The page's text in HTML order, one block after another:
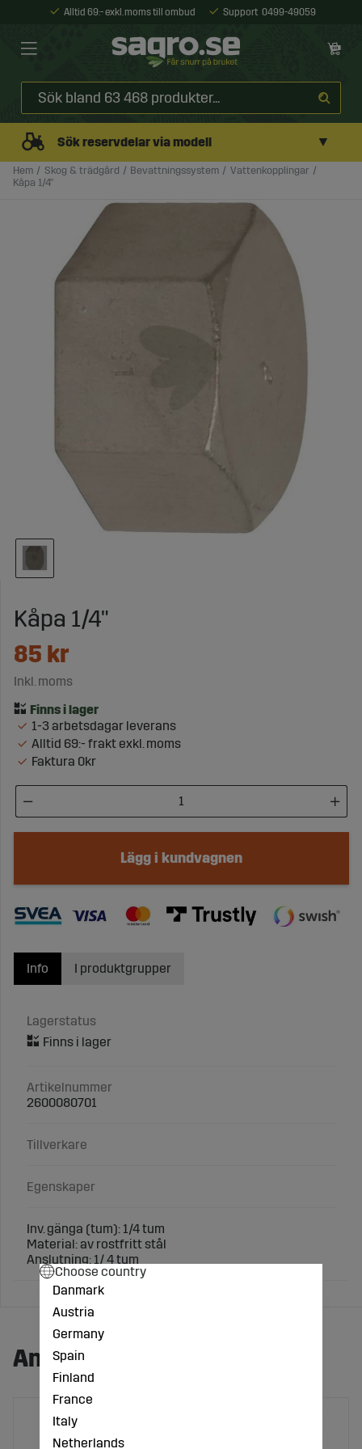
Alltid 69:- exkl. moms till ombud Support 0499-49059
Sök reservdelar via modell ▼
Hem Skog & trädgård Bevattningssystem
Vattenkopplingar
Kåpa 1/4"
Kåpa 1/4"
85 kr
Inkl. moms
1-3 arbetsdagar leverans
Alltid 69:- frakt exkl. moms
Faktura 0kr
Lägg i kundvagnen
Info
Lagerstatus
Artikelnummer
2600080701
Tillverkare
Egenskaper
Inv. gänga (tum): 1/4 tum
Material: av rostfritt stål
Anslutning: 1/ 4 tum
I produktgrupper
Andra köpte även:
Choose country
Danmark
Austria
Germany
Spain
Finland
France
Italy
Netherlands